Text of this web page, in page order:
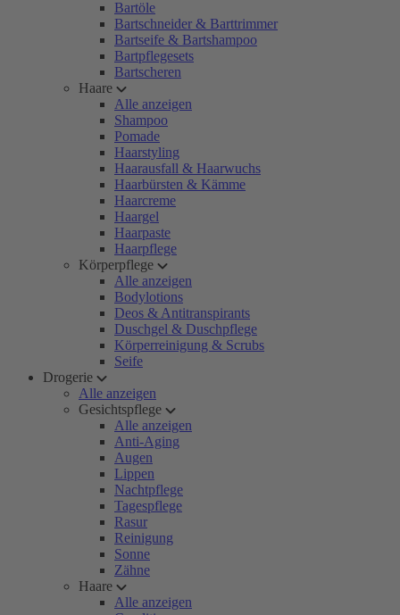
Bartöle
Bartschneider & Barttrimmer
Bartseife & Bartshampoo
Bartpflegesets
Bartscheren
Haare
Alle anzeigen
Shampoo
Pomade
Haarstyling
Haarausfall & Haarwuchs
Haarbürsten & Kämme
Haarcreme
Haargel
Haarpaste
Haarpflege
Körperpflege
Alle anzeigen
Bodylotions
Deos & Antitranspirants
Duschgel & Duschpflege
Körperreinigung & Scrubs
Seife
Drogerie
Alle anzeigen
Gesichtspflege
Alle anzeigen
Anti-Aging
Augen
Lippen
Nachtpflege
Tagespflege
Rasur
Reinigung
Sonne
Zähne
Haare
Alle anzeigen